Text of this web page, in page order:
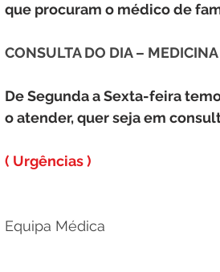
que procuram o médico de
CONSULTA DO DIA –
​De Segunda a Sexta-feira
o atender, quer seja em
( Urgências )
Equipa Médica